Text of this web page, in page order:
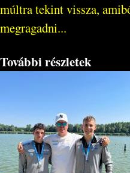
múltra tekint vissza,
megragadni...
További részletek